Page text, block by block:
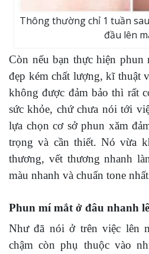
Thông thường chỉ 1 tuần
đầu lên
Còn nếu bạn thực hiện
đẹp kém chất lượng, kĩ thuật
không được đảm bảo thì rất
sức khỏe, chứ chưa nói tới
lựa chọn cơ sở phun xăm
trọng và cần thiết. Nó vừa
thương, vết thương nhanh
màu nhanh và chuẩn tone
Phun mí mắt ở đâu nhanh
Như đã nói ở trên việc lên
chậm còn phụ thuộc vào